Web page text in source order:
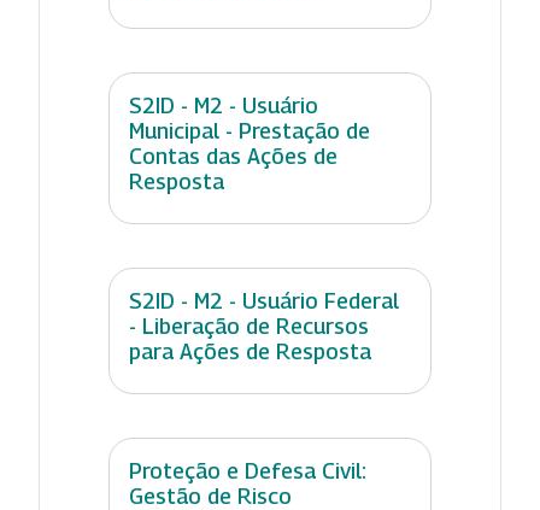
S2ID - M2 - Usuário
Municipal - Prestação de
Contas das Ações de
Resposta
S2ID - M2 - Usuário Federal
- Liberação de Recursos
para Ações de Resposta
Proteção e Defesa Civil:
Gestão de Risco